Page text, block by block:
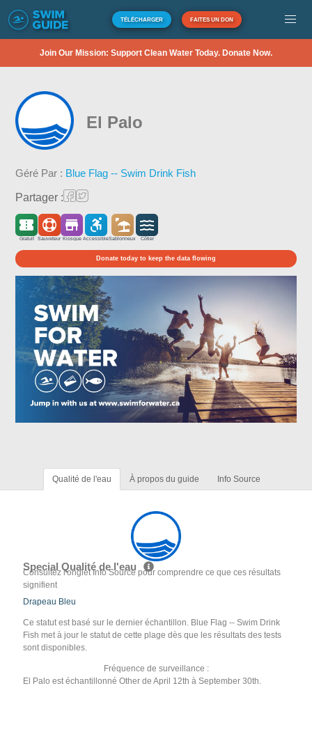
TÉLÉCHARGER FAITES UN DON
Join Our Mission: Support Clean Water Today. Donate Now.
El Palo
Géré Par : Blue Flag -- Swim Drink Fish
Partager :
Gratuit Sauveteur Kiosque AccessibleSablonneux Côtier
Donate today to keep the data flowing
Qualité de l'eau À propos du guide Info Source
Special Qualité de l'eau
Consultez l'onglet Info Source pour comprendre ce que ces résultats
signifient
Drapeau Bleu
Ce statut est basé sur le dernier échantillon. Blue Flag -- Swim Drink
Fish met à jour le statut de cette plage dès que les résultats des tests
sont disponibles.
Fréquence de surveillance :
El Palo est échantillonné Other de April 12th à September 30th.